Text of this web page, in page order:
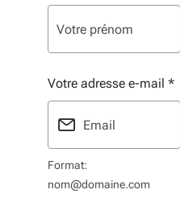
Votre adresse e-mail *
Format:
nom@domaine.com